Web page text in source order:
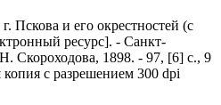
Пскова и его окрестностей (с
ресурс]. - Санкт-
Скороходова, 1898. - 97, [6] с., 9
с разрешением 300 dpi